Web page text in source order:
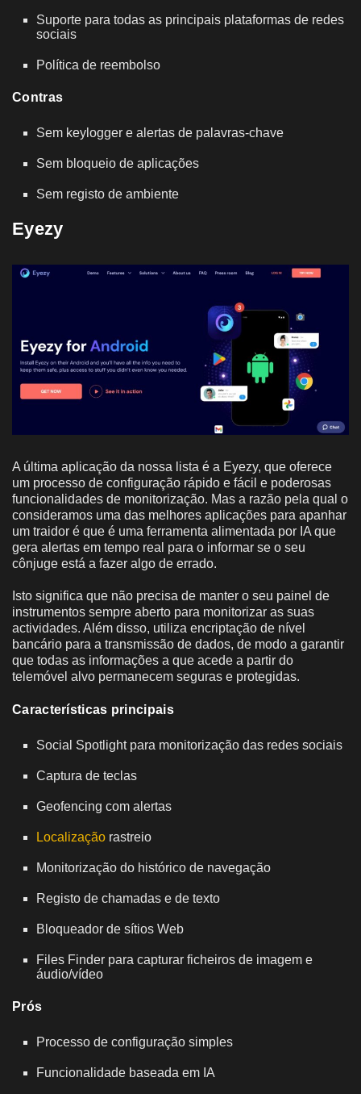
Suporte para todas as principais plataformas de redes
sociais
Política de reembolso
Contras
Sem keylogger e alertas de palavras-chave
Sem bloqueio de aplicações
Sem registo de ambiente
Eyezy
A última aplicação da nossa lista é a Eyezy, que oferece
um processo de configuração rápido e fácil e poderosas
funcionalidades de monitorização. Mas a razão pela qual o
consideramos uma das melhores aplicações para apanhar
um traidor é que é uma ferramenta alimentada por IA que
gera alertas em tempo real para o informar se o seu
cônjuge está a fazer algo de errado.
Isto significa que não precisa de manter o seu painel de
instrumentos sempre aberto para monitorizar as suas
actividades. Além disso, utiliza encriptação de nível
bancário para a transmissão de dados, de modo a garantir
que todas as informações a que acede a partir do
telemóvel alvo permanecem seguras e protegidas.
Características principais
Social Spotlight para monitorização das redes sociais
Captura de teclas
Geofencing com alertas
Localização rastreio
Monitorização do histórico de navegação
Registo de chamadas e de texto
Bloqueador de sítios Web
Files Finder para capturar ficheiros de imagem e
áudio/vídeo
Prós
Processo de configuração simples
Funcionalidade baseada em IA